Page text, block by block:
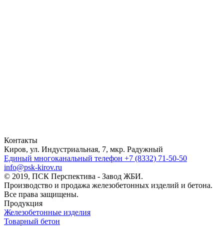
Контакты
Киров, ул. Индустриальная, 7, мкр. Радужный
Единый многоканальный телефон +7 (8332) 71-50-50
info@psk-kirov.ru
© 2019, ПСК Перспектива - Завод ЖБИ.
Производство и продажа железобетонных изделий и бетона.
Все права защищены.
Продукция
Железобетонные изделия
Товарный бетон